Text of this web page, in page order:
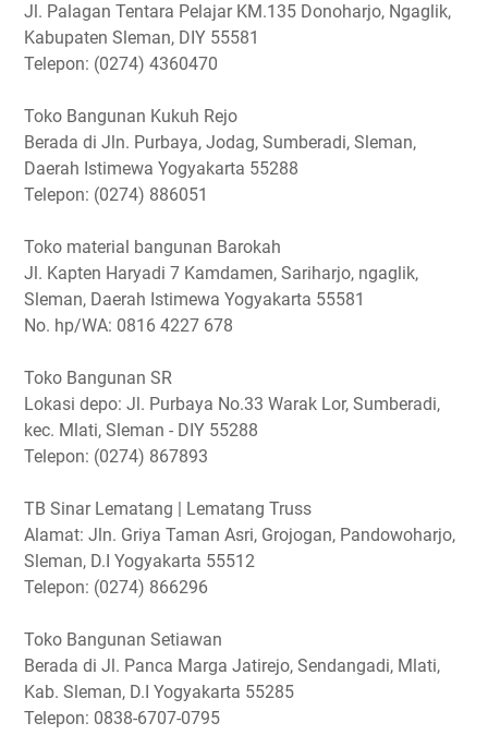
Jl. Palagan Tentara Pelajar KM.135 Donoharjo, Ngaglik,
Kabupaten Sleman, DIY 55581
Telepon: (0274) 4360470
Toko Bangunan Kukuh Rejo
Berada di Jln. Purbaya, Jodag, Sumberadi, Sleman,
Daerah Istimewa Yogyakarta 55288
Telepon: (0274) 886051
Toko material bangunan Barokah
Jl. Kapten Haryadi 7 Kamdamen, Sariharjo, ngaglik,
Sleman, Daerah Istimewa Yogyakarta 55581
No. hp/WA: 0816 4227 678
Toko Bangunan SR
Lokasi depo: Jl. Purbaya No.33 Warak Lor, Sumberadi,
kec. Mlati, Sleman - DIY 55288
Telepon: (0274) 867893
TB Sinar Lematang | Lematang Truss
Alamat: Jln. Griya Taman Asri, Grojogan, Pandowoharjo,
Sleman, D.I Yogyakarta 55512
Telepon: (0274) 866296
Toko Bangunan Setiawan
Berada di Jl. Panca Marga Jatirejo, Sendangadi, Mlati,
Kab. Sleman, D.I Yogyakarta 55285
Telepon: 0838-6707-0795